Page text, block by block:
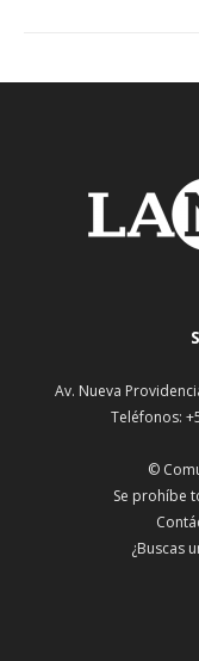
Av. Nueva
Teléfonos:
©
Se prohíbe
¿Buscas